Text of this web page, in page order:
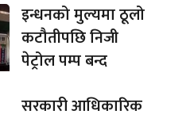
इन्धनको मुल्यमा ठूलो
कटौतीपछि निजी
पेट्रोल पम्प बन्द
सरकारी आधिकारिक